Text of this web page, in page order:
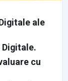
ale
Digitale.
cu